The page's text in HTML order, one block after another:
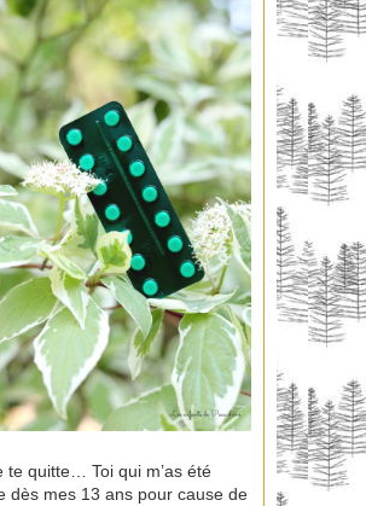
te quitte… Toi qui m’as été
dès mes 13 ans pour cause de